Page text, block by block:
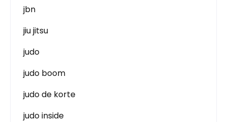
jbn
jiu jitsu
judo
judo boom
judo de korte
judo inside